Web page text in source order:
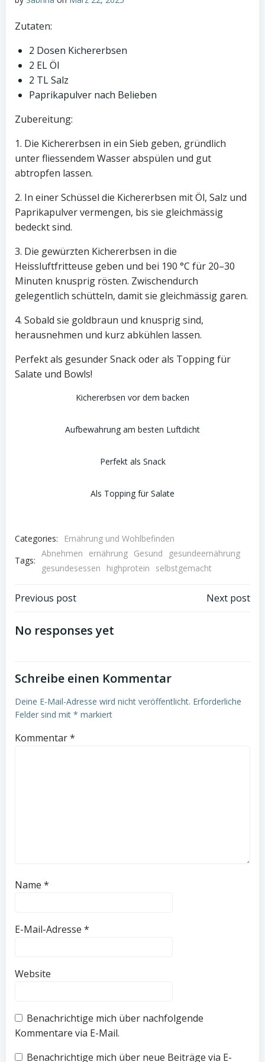
Zutaten:
2 Dosen Kichererbsen
2 EL Öl
2 TL Salz
Paprikapulver nach Belieben
Zubereitung:
1. Die Kichererbsen in ein Sieb geben, gründlich
unter fliessendem Wasser abspülen und gut
abtropfen lassen.
2. In einer Schüssel die Kichererbsen mit Öl, Salz und
Paprikapulver vermengen, bis sie gleichmässig
bedeckt sind.
3. Die gewürzten Kichererbsen in die
Heissluftfritteuse geben und bei 190 °C für 20–30
Minuten knusprig rösten. Zwischendurch
gelegentlich schütteln, damit sie gleichmässig garen.
4. Sobald sie goldbraun und knusprig sind,
herausnehmen und kurz abkühlen lassen.
Perfekt als gesunder Snack oder als Topping für
Salate und Bowls!
Kichererbsen vor dem backen
Aufbewahrung am besten Luftdicht
Perfekt als Snack
Als Topping für Salate
Categories:
Ernährung und Wohlbefinden
Tags:
Abnehmen ernährung Gesund
gesundeernährung
gesundesessen
highprotein selbstgemacht
Post
navigation
Previous post Next post
No responses yet
Schreibe einen Kommentar
Deine E-Mail-Adresse wird nicht veröffentlicht. Erforderliche
Felder sind mit * markiert
Kommentar*
Name *
E-Mail-Adresse *
Website
Benachrichtige mich über nachfolgende
Kommentare via E-Mail.
Benachrichtige mich über neue Beiträge via E-